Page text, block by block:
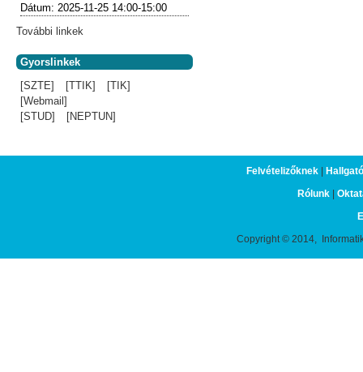
Dátum: 2025-11-25 14:00-15:00
További linkek
Gyorslinkek
[SZTE]
[TTIK]
[TIK]
[Webmail]
[STUD]
[NEPTUN]
Felvételizőknek|
Rólunk|
Copyright © 2014,